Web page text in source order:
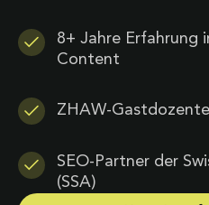
8+ Jahre Erfahrung
Content
ZHAW-
SEO-Partner der
(SSA)